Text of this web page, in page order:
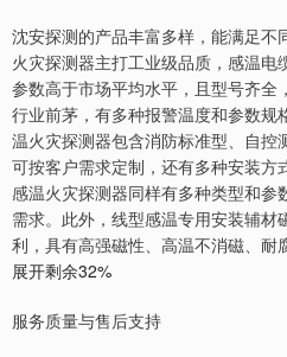
沈安探测的产品丰富多样，能满足不
火灾探测器主打工业级品质，感温
参数高于市场平均水平，且型号齐全
行业前茅，有多种报警温度和参数规
温火灾探测器包含消防标准型、自控
可按客户需求定制，还有多种安装方
感温火灾探测器同样有多种类型和参
需求。此外，线型感温专用安装辅材
利，具有高强磁性、高温不消磁、耐
展开剩余32%
服务质量与售后支持